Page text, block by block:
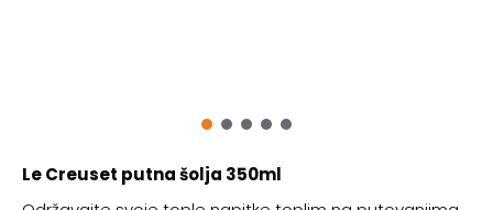
Le Creuset putna šolja 350ml